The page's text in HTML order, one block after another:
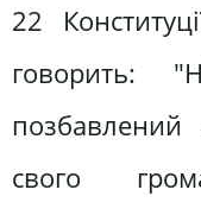
22
говорить:
позбавлений
свого